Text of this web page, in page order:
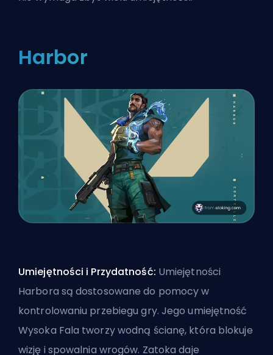
Harbor
Umiejętności i Przydatność: Umiejętności
Harbora są dostosowane do pomocy w
kontrolowaniu przebiegu gry. Jego umiejętność
Wysoka Fala tworzy wodną ścianę, która blokuje
wizję i spowalnia wrogów. Zatoka daje